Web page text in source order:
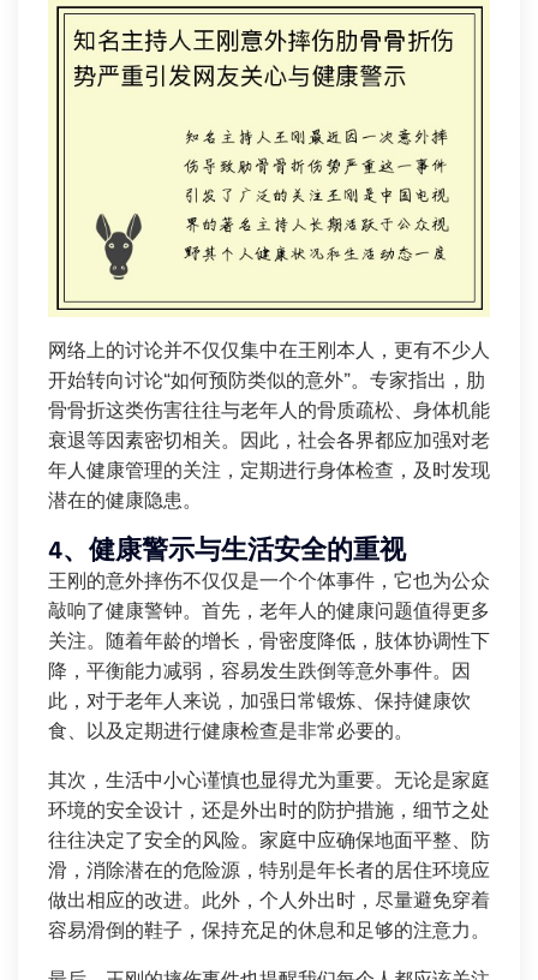
网络上的讨论并不仅仅集中在王刚本人，更有不少人
开始转向讨论“如何预防类似的意外”。专家指出，肋
骨骨折这类伤害往往与老年人的骨质疏松、身体机能
衰退等因素密切相关。因此，社会各界都应加强对老
年人健康管理的关注，定期进行身体检查，及时发现
潜在的健康隐患。
4、健康警示与生活安全的重视
王刚的意外摔伤不仅仅是一个个体事件，它也为公众
敲响了健康警钟。首先，老年人的健康问题值得更多
关注。随着年龄的增长，骨密度降低，肢体协调性下
降，平衡能力减弱，容易发生跌倒等意外事件。因
此，对于老年人来说，加强日常锻炼、保持健康饮
食、以及定期进行健康检查是非常必要的。
其次，生活中小心谨慎也显得尤为重要。无论是家庭
环境的安全设计，还是外出时的防护措施，细节之处
往往决定了安全的风险。家庭中应确保地面平整、防
滑，消除潜在的危险源，特别是年长者的居住环境应
做出相应的改进。此外，个人外出时，尽量避免穿着
容易滑倒的鞋子，保持充足的休息和足够的注意力。